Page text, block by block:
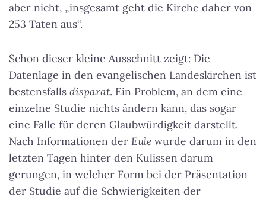
aber nicht, „insgesamt geht die Kirche daher von
253 Taten aus“.
Schon dieser kleine Ausschnitt zeigt: Die
Datenlage in den evangelischen Landeskirchen ist
bestensfalls disparat. Ein Problem, an dem eine
einzelne Studie nichts ändern kann, das sogar
eine Falle für deren Glaubwürdigkeit darstellt.
Nach Informationen der Eule wurde darum in den
letzten Tagen hinter den Kulissen darum
gerungen, in welcher Form bei der Präsentation
der Studie auf die Schwierigkeiten der